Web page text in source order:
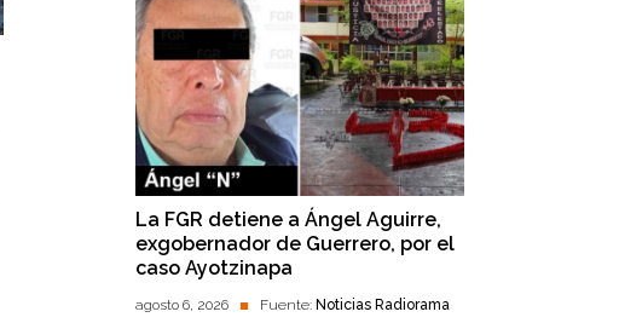
La FGR detiene a Ángel Aguirre,
exgobernador de Guerrero, por el
caso Ayotzinapa
agosto 6, 2026 Fuente: Noticias Radiorama